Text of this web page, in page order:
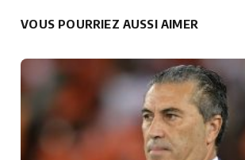
VOUS POURRIEZ AUSSI AIMER